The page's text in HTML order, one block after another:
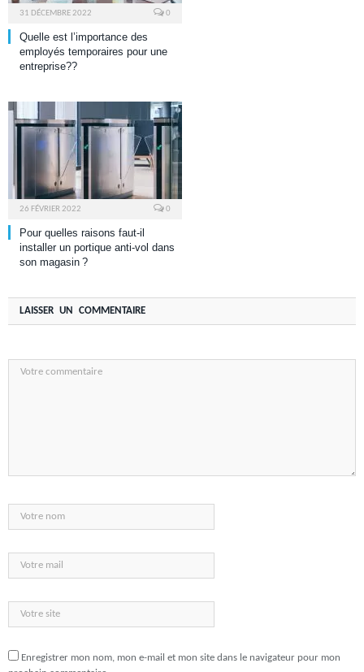
31 DÉCEMBRE 2022 0
Quelle est l’importance des
employés temporaires pour une
entreprise??
26 FÉVRIER 2022 0
Pour quelles raisons faut-il
installer un portique anti-vol dans
son magasin ?
LAISSER UN COMMENTAIRE
Enregistrer mon nom, mon e-mail et mon site dans le navigateur pour mon